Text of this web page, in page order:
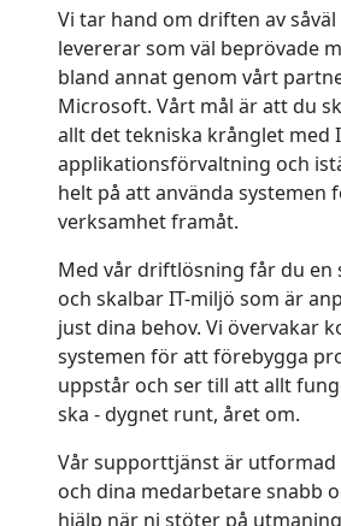
Vi tar hand om driften av såväl
levererar som väl beprövade
bland annat genom vårt
Microsoft. Vårt mål är att du
allt det tekniska krånglet med
applikationsförvaltning och
helt på att använda systemen
verksamhet framåt.
Med vår driftlösning får du en
och skalbar IT-miljö som är
just dina behov. Vi övervakar
systemen för att förebygga
uppstår och ser till att allt
ska - dygnet runt, året om.
Vår supporttjänst är
och dina medarbetare snabb
hjälp när ni stöter på